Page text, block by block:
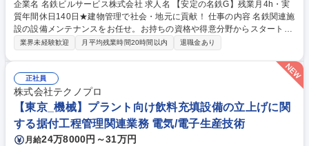
企業名 名鉄ビルサービス株式会社 求人名 【安定の名鉄G】残業月4h・実
質年間休日140日★建物管理で社会・地元に貢献！ 仕事の内容 名鉄関連施
設の設備メンテナンスをお任せ。お持ちの資格や得意分野からスタート可
能。残業月4hの環境で体力的な負担も少なく、培ったスキルを活かし「現
常駐・巡回し、設備メンテナンス（日常点検、データ検針、不具合時の一
次対応等）を担います。 残業月4h程度で実質年休140日と、どなたでも無
理なく働ける環境。有資格者でも新たな知見を得られる多彩な案件があり
ます。 新評価制度により、社歴など関係なく成果を正当に評価！最大20
万円の資格祝い金や資格手当など、有資格者のさらなるスキルアップも全
力で応援します。 募集職種 【安定の名鉄G】残業月4h・実質年間休日140
日★建物管理で社会・地元に貢献！
業界未経験歓迎 月平均残業時間20時間以内 退職金あり
正社員
株式会社テクノプロ
【東京_機械】プラント向け飲料充填設備の立上げに関
する据付工程管理関連業務 電気/電子生産技術
月給24万8000円～31万円